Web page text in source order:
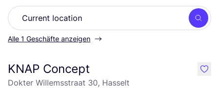
Alle 1 Geschäfte anzeigen
KNAP Concept
Dokter Willemsstraat 30, Hasselt
like